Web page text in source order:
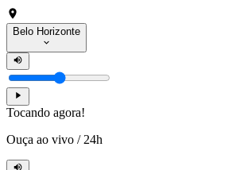
Belo Horizonte
Tocando agora!
Ouça ao vivo / 24h